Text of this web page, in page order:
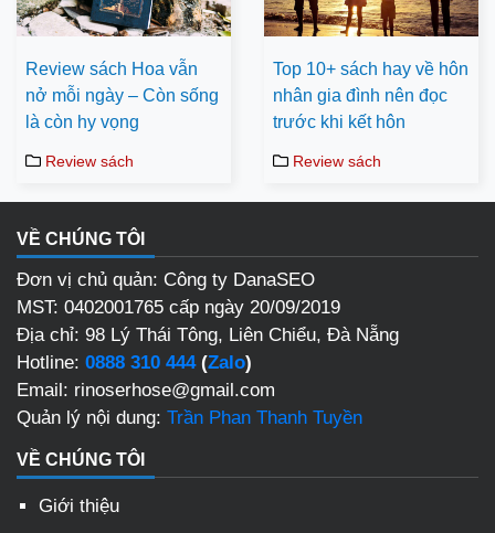
Review sách Hoa vẫn
nở mỗi ngày – Còn sống
là còn hy vọng
Review sách
Top 10+ sách hay về hôn
nhân gia đình nên đọc
trước khi kết hôn
Review sách
VỀ CHÚNG TÔI
Đơn vị chủ quản: Công ty DanaSEO
MST: 0402001765 cấp ngày 20/09/2019
Địa chỉ: 98 Lý Thái Tông, Liên Chiểu, Đà Nẵng
Hotline: 0888 310 444(Zalo)
Email: rinoserhose@gmail.com
Quản lý nội dung: Trần Phan Thanh Tuyền
VỀ CHÚNG TÔI
Giới thiệu